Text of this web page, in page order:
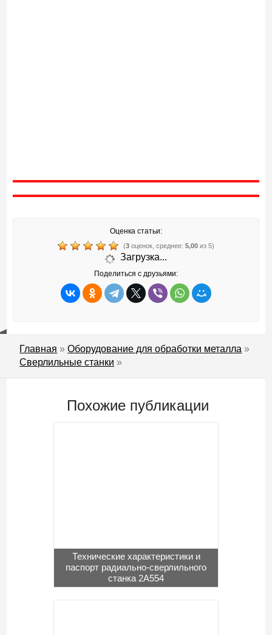
Оценка статьи:
(3 оценок, среднее: 5,00 из 5)
Загрузка...
Поделиться с друзьями:
Главная »Оборудование для обработки металла »
Сверлильные станки »
Похожие публикации
Технические характеристики и
паспорт радиально-сверлильного
станка 2А554